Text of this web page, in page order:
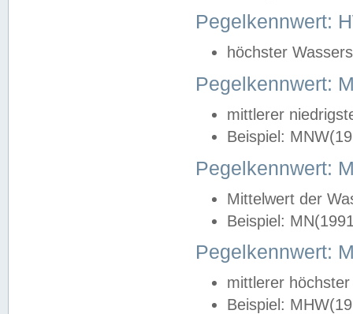
Pegelkennwert:
höchster
Pegelkennwert:
mittlerer
Beispiel:
Pegelkennwert:
Mittelwert der
Beispiel:
Pegelkennwert:
mittlerer
Beispiel: